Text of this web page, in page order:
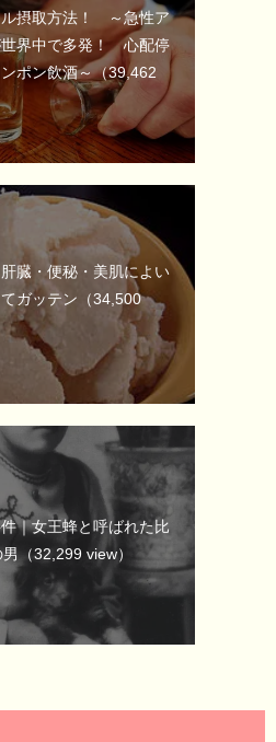
ル摂取方法！ ～急性ア
世界中で多発！ 心配停
ポン飲酒～（39,462
臓・便秘・美肌によい
ガッテン （34,500
｜女王蜂と呼ばれた比
男（32,299 view）